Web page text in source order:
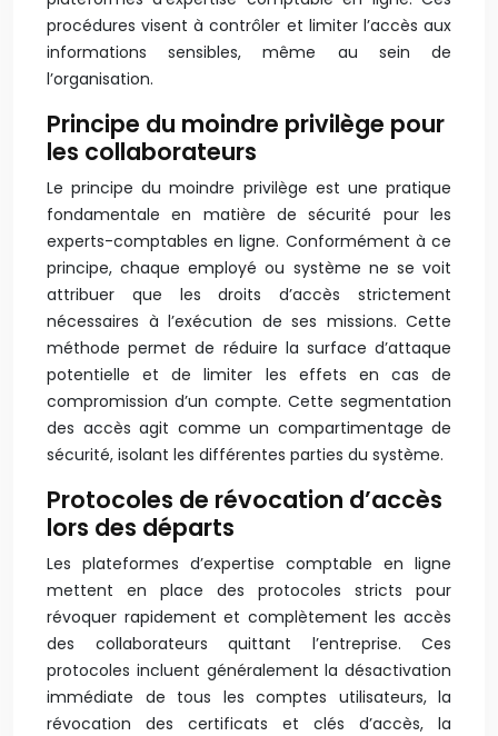
procédures visent à contrôler et limiter l’accès aux
informations sensibles, même au sein de
l’organisation.
Principe du moindre privilège pour
les collaborateurs
Le principe du moindre privilège est une pratique
fondamentale en matière de sécurité pour les
experts-comptables en ligne. Conformément à ce
principe, chaque employé ou système ne se voit
attribuer que les droits d’accès strictement
nécessaires à l’exécution de ses missions. Cette
méthode permet de réduire la surface d’attaque
potentielle et de limiter les effets en cas de
compromission d’un compte. Cette segmentation
des accès agit comme un compartimentage de
sécurité, isolant les différentes parties du système.
Protocoles de révocation d’accès
lors des départs
Les plateformes d’expertise comptable en ligne
mettent en place des protocoles stricts pour
révoquer rapidement et complètement les accès
des collaborateurs quittant l’entreprise. Ces
protocoles incluent généralement la désactivation
immédiate de tous les comptes utilisateurs, la
révocation des certificats et clés d’accès, la